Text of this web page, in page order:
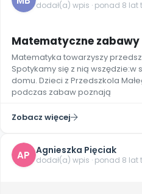
dodał(a) wpis · ponad 8 lat
Matematyczne
Matematyka towarzyszy
Spotykamy się z nią
domu. Dzieci z Przedszkola
podczas zabaw poznają
Zobacz więcej
AP Agnieszka Pięciak
dodał(a) wpis · ponad 8 lat